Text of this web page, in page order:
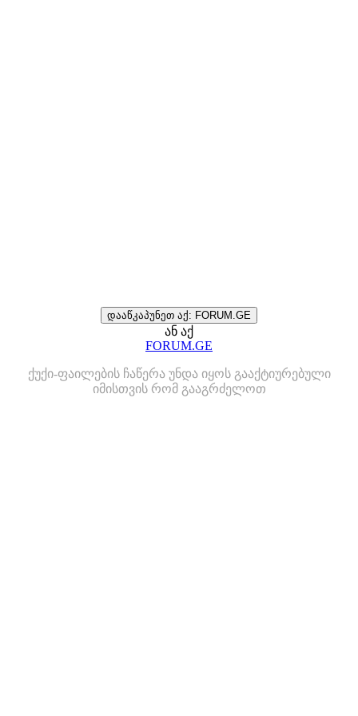
დააწკაპუნეთ აქ: FORUM.GE
ან აქ
FORUM.GE
ქუქი-ფაილების ჩაწერა უნდა იყოს გააქტიურებული
იმისთვის რომ გააგრძელოთ